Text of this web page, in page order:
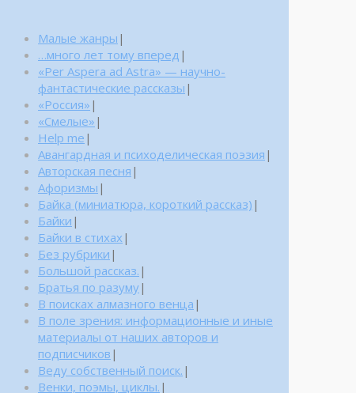
Малые жанры |
…много лет тому вперед |
«Per Aspera ad Astra» — научно-
фантастические рассказы |
«Россия» |
«Смелые» |
Help me |
Авангардная и психоделическая поэзия |
Авторская песня |
Афоризмы |
Байка (миниатюра, короткий рассказ) |
Байки |
Байки в стихах |
Без рубрики |
Большой рассказ. |
Братья по разуму|
В поисках алмазного венца |
В поле зрения: информационные и иные
материалы от наших авторов и
подписчиков |
Веду собственный поиск. |
Венки, поэмы, циклы. |